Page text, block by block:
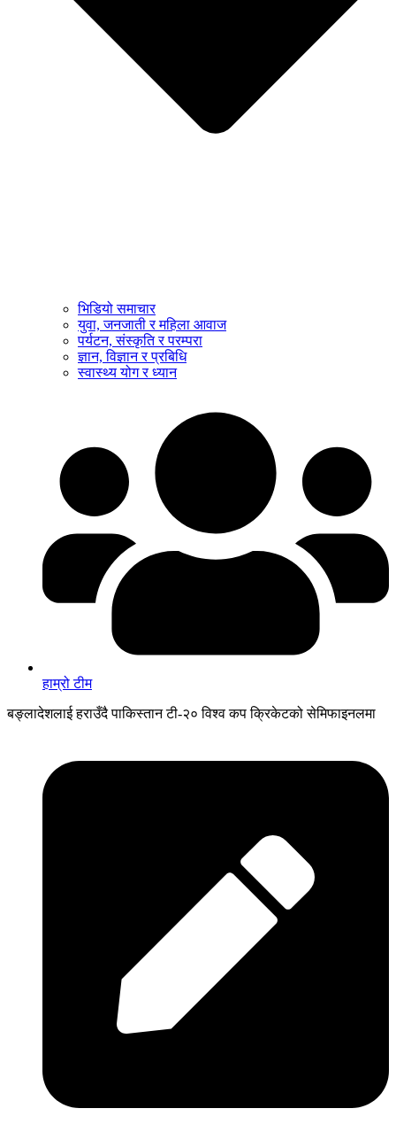
भिडियो समाचार
युवा, जनजाती र महिला आवाज
पर्यटन, संस्कृति र परम्परा
ज्ञान, विज्ञान र प्रबिधि
स्वास्थ्य योग र ध्यान
हाम्रो टीम
बङ्लादेशलाई हराउँदै पाकिस्तान टी-२० विश्व कप क्रिकेटको सेमिफाइनलमा